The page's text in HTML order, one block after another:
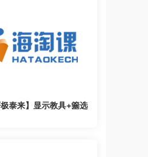
泰来】显示教具+簺选